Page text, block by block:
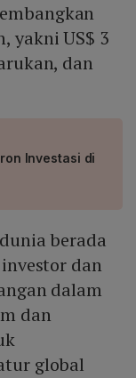
yakni US$ 3
dan
Investasi di
berada
dan
dalam
dan
global